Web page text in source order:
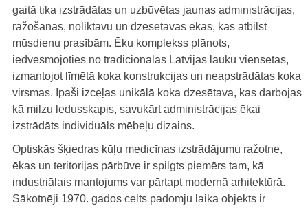
gaitā tika izstrādātas un uzbūvētas jaunas administrācijas,
ražošanas, noliktavu un dzesētavas ēkas, kas atbilst
mūsdienu prasībām. Ēku komplekss plānots,
iedvesmojoties no tradicionālās Latvijas lauku viensētas,
izmantojot līmētā koka konstrukcijas un neapstrādātas koka
virsmas. Īpaši izceļas unikālā koka dzesētava, kas darbojas
kā milzu ledusskapis, savukārt administrācijas ēkai
izstrādāts individuāls mēbeļu dizains.
Optiskās šķiedras kūļu medicīnas izstrādājumu ražotne,
ēkas un teritorijas pārbūve ir spilgts piemērs tam, kā
industriālais mantojums var pārtapt modernā arhitektūrā.
Sākotnēji 1970. gados celts padomju laika objekts ir